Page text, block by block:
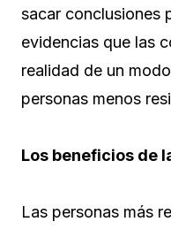
sacar conclusiones
evidencias que las
realidad de un
personas menos
Los beneficios de
Las personas más